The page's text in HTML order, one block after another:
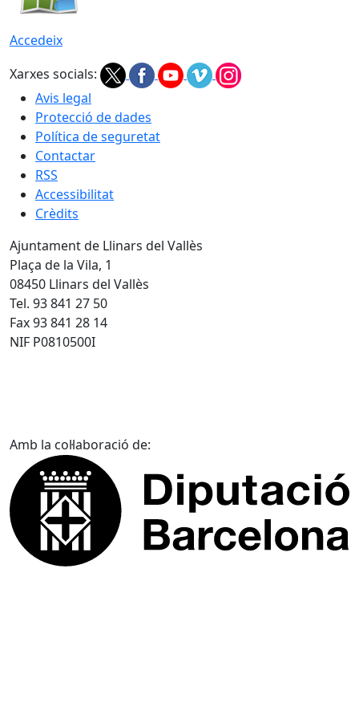
Accedeix
Xarxes socials:
Avis legal
Protecció de dades
Política de seguretat
Contactar
RSS
Accessibilitat
Crèdits
Ajuntament de Llinars del Vallès
Plaça de la Vila, 1
08450 Llinars del Vallès
Tel. 93 841 27 50
Fax 93 841 28 14
NIF P0810500I
Amb la col·laboració de: